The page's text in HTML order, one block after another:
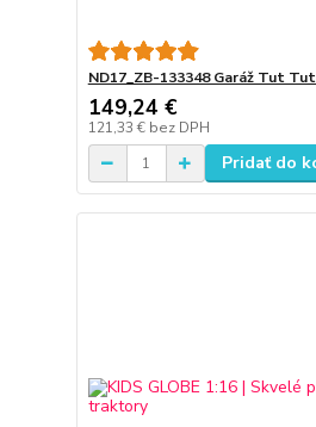
ND17_ZB-133348 Garáž Tut
149,24 €
121,33 € bez DPH
Pridať do